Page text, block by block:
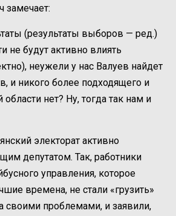
замечает:
(результаты выборов — ред.)
не будут активно влиять
неужели у нас Валуев найдет
и никого более подходящего и
нет? Ну, тогда так нам и
электорат активно
депутатом. Так, работники
управления, которое
времена, не стали «грузить»
своими проблемами, и заявили,